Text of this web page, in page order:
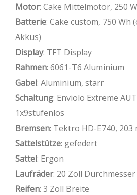
Motor: Cake Mittelmotor, 250
Batterie: Cake custom, 750 Wh
Akkus)
Display: TFT Display
Rahmen: 6061-T6 Aluminium
Gabel: Aluminium, starr
Schaltung: Enviolo Extreme
1x9stufenlos
Bremsen: Tektro HD-E740, 203
Sattelstütze: gefedert
Sattel: Ergon
Laufräder: 20 Zoll Durchmesser
Reifen: 3 Zoll Breite